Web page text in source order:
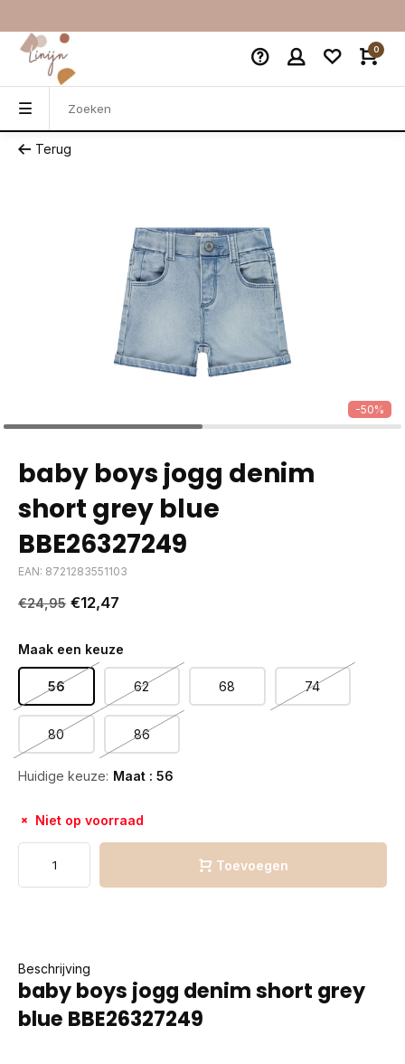
0
Terug
-50%
baby boys jogg denim
short grey blue
BBE26327249
EAN: 8721283551103
€24,95 €12,47
Maak een keuze
56 62 68 74
80 86
Huidige keuze: Maat : 56
Niet op voorraad
Toevoegen
Beschrijving
baby boys jogg denim short grey
blue BBE26327249